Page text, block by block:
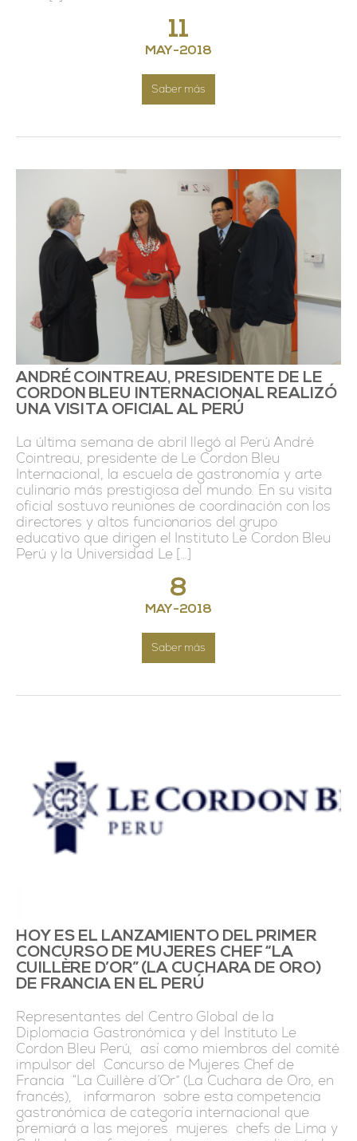
11
MAY-2018
Saber más
8
MAY-2018
Saber más
ANDRÉ COINTREAU, PRESIDENTE DE LE
CORDON BLEU INTERNACIONAL REALIZÓ
UNA VISITA OFICIAL AL PERÚ
La última semana de abril llegó al Perú André
Cointreau, presidente de Le Cordon Bleu
Internacional, la escuela de gastronomía y arte
culinario más prestigiosa del mundo. En su visita
oficial sostuvo reuniones de coordinación con los
directores y altos funcionarios del grupo
educativo que dirigen el Instituto Le Cordon Bleu
Perú y la Universidad Le […]
HOY ES EL LANZAMIENTO DEL PRIMER
CONCURSO DE MUJERES CHEF “LA
CUILLÈRE D’OR” (LA CUCHARA DE ORO)
DE FRANCIA EN EL PERÚ
Representantes del Centro Global de la
Diplomacia Gastronómica y del Instituto Le
Cordon Bleu Perú, así como miembros del comité
impulsor del Concurso de Mujeres Chef de
Francia “La Cuillère d’Or” (La Cuchara de Oro, en
francés), informaron sobre esta competencia
gastronómica de categoría internacional que
premiará a las mejores mujeres chefs de Lima y